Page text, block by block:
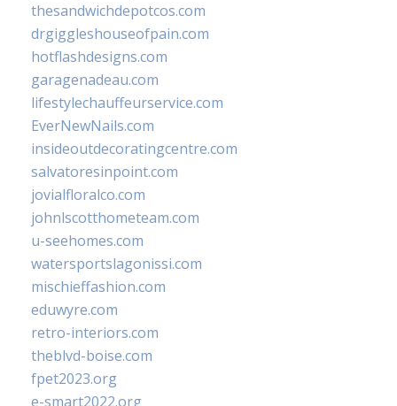
thesandwichdepotcos.com
drgiggleshouseofpain.com
hotflashdesigns.com
garagenadeau.com
lifestylechauffeurservice.com
EverNewNails.com
insideoutdecoratingcentre.com
salvatoresinpoint.com
jovialfloralco.com
johnlscotthometeam.com
u-seehomes.com
watersportslagonissi.com
mischieffashion.com
eduwyre.com
retro-interiors.com
theblvd-boise.com
fpet2023.org
e-smart2022.org